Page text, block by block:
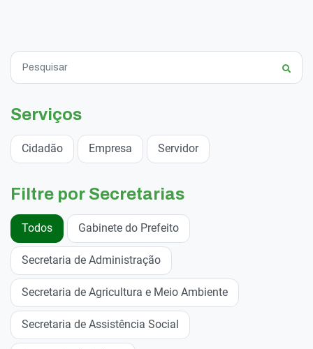
Serviços
Cidadão Empresa Servidor
Filtre por Secretarias
Todos Gabinete do Prefeito
Secretaria de Administração
Secretaria de Agricultura e Meio Ambiente
Secretaria de Assistência Social